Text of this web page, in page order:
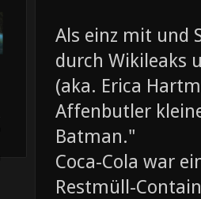
Als einz mit und
durch Wikileaks
(aka. Erica
Affenbutler
Batman."
Coca-Cola war
Restmüll-